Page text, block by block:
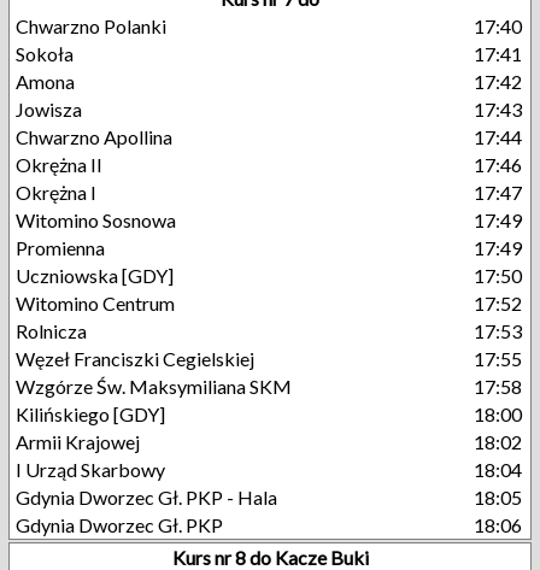
Chwarzno Polanki
17:40
Sokoła
17:41
Amona
17:42
Jowisza
17:43
Chwarzno Apollina
17:44
Okrężna II
17:46
Okrężna I
17:47
Witomino Sosnowa
17:49
Promienna
17:49
Uczniowska [GDY]
17:50
Witomino Centrum
17:52
Rolnicza
17:53
Węzeł Franciszki Cegielskiej
17:55
Wzgórze Św. Maksymiliana SKM
17:58
Kilińskiego [GDY]
18:00
Armii Krajowej
18:02
I Urząd Skarbowy
18:04
Gdynia Dworzec Gł. PKP - Hala
18:05
Gdynia Dworzec Gł. PKP
18:06
Kurs nr 8 do Kacze Buki